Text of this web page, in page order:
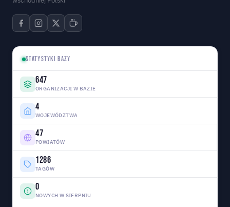
STATYSTYKI BAZY
647
ORGANIZACJI W BAZIE
4
WOJEWÓDZTWA
47
POWIATÓW
1286
TAGÓW
0
NOWYCH W SIERPNIU